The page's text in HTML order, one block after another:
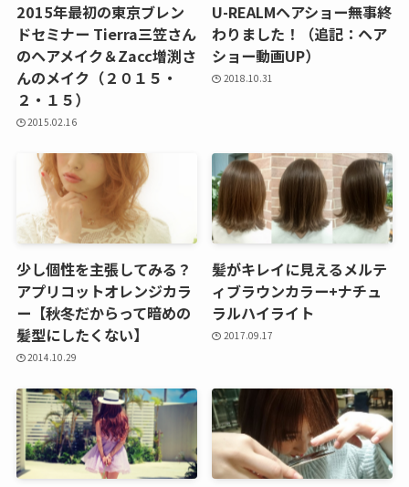
2015年最初の東京ブレン
ドセミナー Tierra三笠さん
のヘアメイク＆Zacc増渕さ
んのメイク（２０１５・
２・１５）
2015.02.16
U-REALMヘアショー無事終
わりました！（追記：ヘア
ショー動画UP）
2018.10.31
少し個性を主張してみる？
アプリコットオレンジカラ
ー【秋冬だからって暗めの
髪型にしたくない】
2014.10.29
髪がキレイに見えるメルテ
ィブラウンカラー+ナチュ
ラルハイライト
2017.09.17